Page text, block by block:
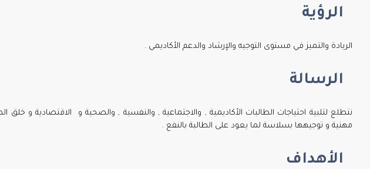
الرؤية
الريادة والتميز في مستوى التوجيه والإرشاد والدعم الأكاديمي .
الرسالة
نتطلع لتلبية احتياجات الطالبات الأكاديمية , والاجتماعية , والنفسية , والصحية و الاقتصادية و
مهنية و توجيهها بسلاسة لما يعود على الطالبة بالنفع .
الأهداف